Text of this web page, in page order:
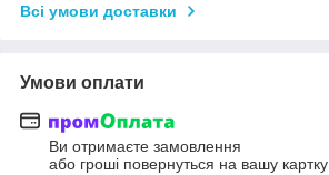
Всі умови доставки
Умови оплати
Ви отримаєте замовлення
або гроші повернуться на вашу картку